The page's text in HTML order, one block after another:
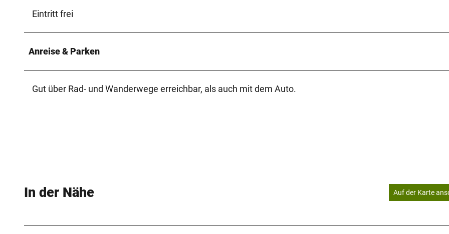
Eintritt frei
Anreise & Parken
Gut über Rad- und Wanderwege erreichbar, als auch mit dem Auto.
In der Nähe Auf der Karte